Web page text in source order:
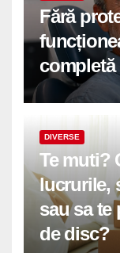
Fără
DIVERSE
Te muti?
lucrurile,
sau sa te
de disc?